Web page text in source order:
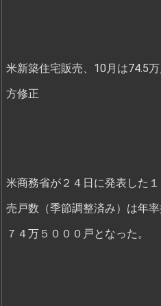
米新築住宅販売、10月は74.5
方修正
米商務省が２４日に発表した
売戸数（季節調整済み）は年
７４万５０００戸となった。